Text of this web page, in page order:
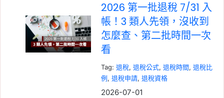
2026 第一批退稅 7/31 入
帳！3 類人先領，沒收到
怎麼查、第二批時間一次
看
Tag:退稅, 退稅公式, 退稅時間, 退稅比
例, 退稅申請, 退稅資格
2026-07-01